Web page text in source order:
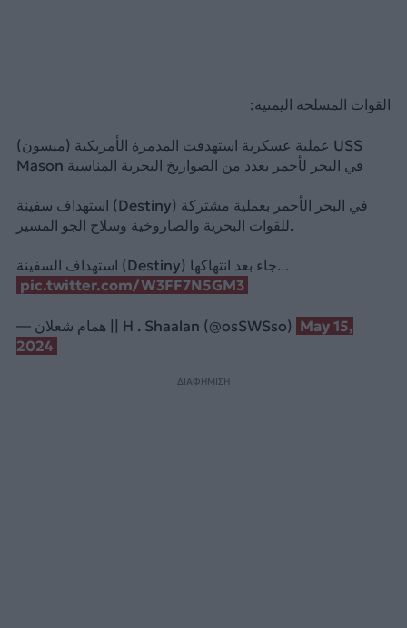
القوات المسلحة اليمنية:
عملية عسكرية استهدفت المدمرة الأمريكية (ميسون) USS
Mason في البحر لأحمر بعدد من الصواريخ البحرية المناسبة
استهداف سفينة (Destiny) في البحر الأحمر بعملية مشتركة
للقوات البحرية والصاروخية وسلاح الجو المسير.
استهداف السفينة (Destiny) جاء بعد انتهاكها…
pic.twitter.com/W3FF7N5GM3
— همام شعلان || H . Shaalan (@osSWSso) May 15,
2024
ΔΙΑΦΗΜΙΣΗ